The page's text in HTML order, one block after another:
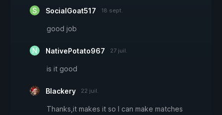
SocialGoat517 18 sept.
good job
NativePotato967 27 juil.
is it good
Blackery 22 juil.
Thanks,it makes it so I can make matches